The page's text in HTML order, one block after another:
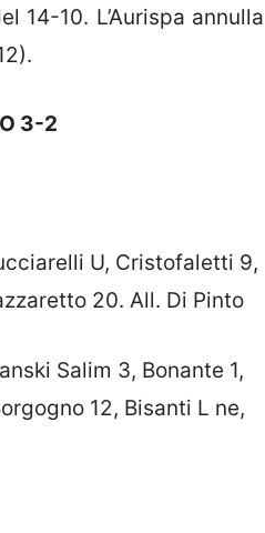
14-10. L’Aurispa annulla
3-2
U, Cristofaletti 9,
20. All. Di Pinto
Salim 3, Bonante 1,
12, Bisanti L ne,